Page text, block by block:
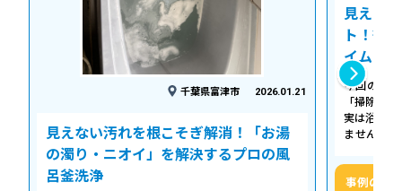
千葉県富津市 2026.01.21
見えない汚れを根こそぎ解消！「お湯
の濁り・ニオイ」を解決するプロの風
呂釜洗浄
見えな
ト！徹
イム
今回の作
「掃除し
実は浴槽
ません。
事例の詳